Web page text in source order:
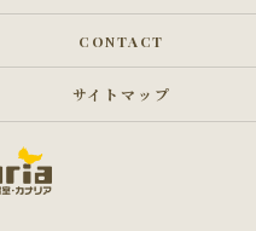
CONTACT
サイトマップ